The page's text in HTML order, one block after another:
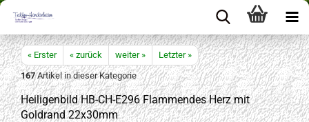
« Erster « zurück weiter »
Letzter »
167Artikel in dieser Kategorie
Heiligenbild HB-CH-E296 Flammendes Herz mit
Goldrand 22x30mm